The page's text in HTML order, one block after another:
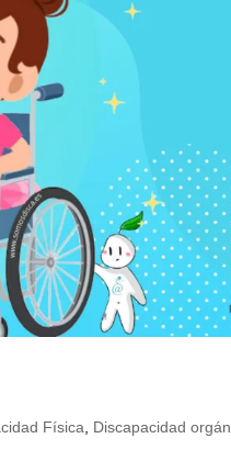
Física, Discapacidad